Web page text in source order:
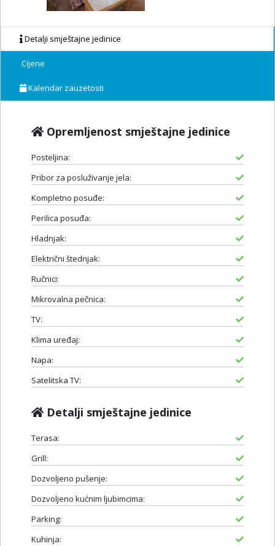
Detalji smještajne jedinice
Cijene
Kalendar zauzetosti
Opremljenost smještajne jedinice
Posteljina:
Pribor za posluživanje jela:
Kompletno posuđe:
Perilica posuđa:
Hladnjak:
Električni štednjak:
Ručnici:
Mikrovalna pečnica:
TV:
Klima uređaj:
Napa:
Satelitska TV:
Detalji smještajne jedinice
Terasa:
Grill:
Dozvoljeno pušenje:
Dozvoljeno kućnim ljubimcima:
Parking:
Kuhinja: